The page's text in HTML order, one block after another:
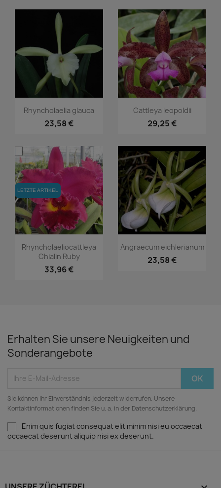
Vorschau
Rhyncholaelia glauca
23,58 €
Vorschau
Cattleya leopoldii
29,25 €
LETZTE ARTIKEL
LETZTE ARTIKEL
Vorschau
Rhyncholaeliocattleya
Chialin Ruby
33,96 €
Vorschau
Angraecum eichlerianum
23,58 €
Erhalten Sie unsere Neuigkeiten und
Sonderangebote
Sie können Ihr Einverständnis jederzeit widerrufen. Unsere
Kontaktinformationen finden Sie u. a. in der Datenschutzerklärung.
Enim quis fugiat consequat elit minim nisi eu occaecat
occaecat deserunt aliquip nisi ex deserunt.